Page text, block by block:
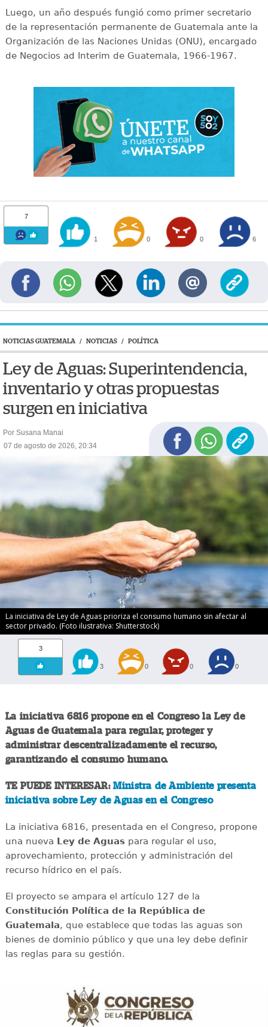
Luego, un año después fungió como primer secretario
de la representación permanente de Guatemala ante la
Organización de las Naciones Unidas (ONU), encargado
de Negocios ad Interim de Guatemala, 1966-1967.
7
1 0 0 6
NOTICIAS GUATEMALA / NOTICIAS / POLÍTICA
Ley de Aguas: Superintendencia,
inventario y otras propuestas
surgen en iniciativa
Por Susana Manai
07 de agosto de 2026, 20:34
La iniciativa de Ley de Aguas prioriza el consumo humano sin afectar al
sector privado. (Foto ilustrativa: Shutterstock)
3
3 0 0 0
La iniciativa 6816 propone en el Congreso la Ley de
Aguas de Guatemala para regular, proteger y
administrar descentralizadamente el recurso,
garantizando el consumo humano.
TE PUEDE INTERESAR:Ministra de Ambiente presenta
iniciativa sobre Ley de Aguas en el Congreso
La iniciativa 6816, presentada en el Congreso, propone
una nueva Ley de Aguaspara regular el uso,
aprovechamiento, protección y administración del
recurso hídrico en el país.
El proyecto se ampara el artículo 127 de la
Constitución Política de la República de
Guatemala, que establece que todas las aguas son
bienes de dominio público y que una ley debe definir
las reglas para su gestión.